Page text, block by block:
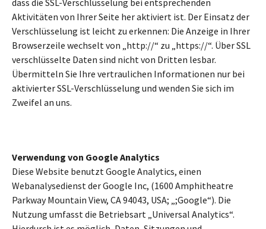
dass die SSL-Verschlüsselung bei entsprechenden
Aktivitäten von Ihrer Seite her aktiviert ist. Der Einsatz der
Verschlüsselung ist leicht zu erkennen: Die Anzeige in Ihrer
Browserzeile wechselt von „http://“ zu „https://“. Über SSL
verschlüsselte Daten sind nicht von Dritten lesbar.
Übermitteln Sie Ihre vertraulichen Informationen nur bei
aktivierter SSL-Verschlüsselung und wenden Sie sich im
Zweifel an uns.
Verwendung von Google Analytics
Diese Website benutzt Google Analytics, einen
Webanalysedienst der Google Inc, (1600 Amphitheatre
Parkway Mountain View, CA 94043, USA; „;Google“). Die
Nutzung umfasst die Betriebsart „Universal Analytics“.